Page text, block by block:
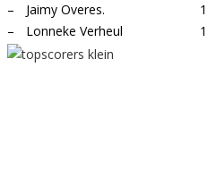
–
Jaimy Overes. 1
–
Lonneke Verheul 1